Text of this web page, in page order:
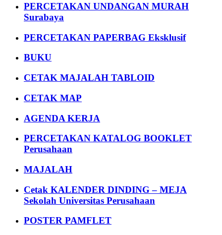
PERCETAKAN UNDANGAN MURAH
Surabaya
PERCETAKAN PAPERBAG Eksklusif
BUKU
CETAK MAJALAH TABLOID
CETAK MAP
AGENDA KERJA
PERCETAKAN KATALOG BOOKLET
Perusahaan
MAJALAH
Cetak KALENDER DINDING – MEJA
Sekolah Universitas Perusahaan
POSTER PAMFLET